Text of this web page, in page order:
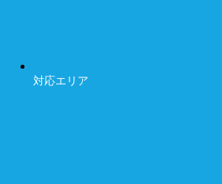
対応エリア